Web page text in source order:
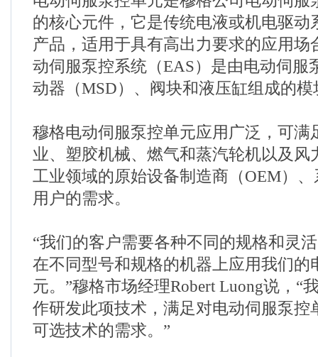
的核心元件，它是传统电液或机电驱动
产品，适用于具有高出力要求的应用场
动伺服泵控系统（EAS）是由电动伺服
动器（MSD）、阀块和液压缸组成的
穆格电动伺服泵控单元应用广泛，可满
业、塑胶机械、燃气和蒸汽轮机以及风
工业领域的原始设备制造商（OEM）
用户的需求。
“我们的客户需要各种不同的规格和灵
在不同型号和规格的机器上应用我们的
元。”穆格市场经理Robert Luong说，“
作研发此项技术，满足对电动伺服泵控
可选技术的需求。”